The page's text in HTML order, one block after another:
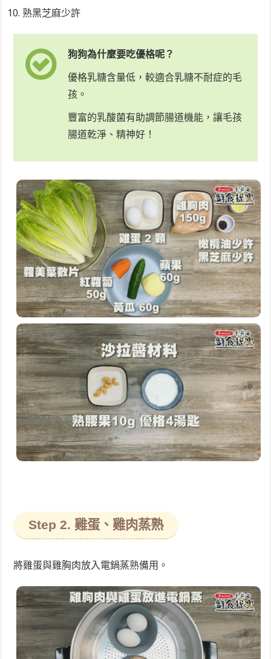
熟黑芝麻少許
狗狗為什麼要吃優格呢？
優格乳糖含量低，較適合乳糖不耐症的毛
孩。
豐富的乳酸菌有助調節腸道機能，讓毛孩
腸道乾淨、精神好！
Step 2. 雞蛋、雞肉蒸熟
將雞蛋與雞胸肉放入電鍋蒸熟備用。